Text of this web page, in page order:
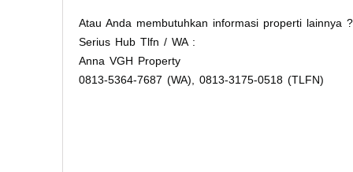
Atau Anda membutuhkan informasi properti lainnya ?
Serius Hub Tlfn / WA :
Anna VGH Property
0813-5364-7687 (WA), 0813-3175-0518 (TLFN)